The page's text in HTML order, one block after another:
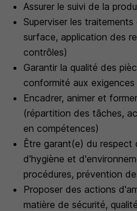
Assurer le suivi de la
Superviser les
surface, application des
contrôles)
Garantir la qualité des
conformité aux
Encadrer, animer et
(répartition des tâches,
en compétences)
Être garant(e) du respect
d'hygiène et
procédures, prévention
Proposer des actions
matière de sécurité,